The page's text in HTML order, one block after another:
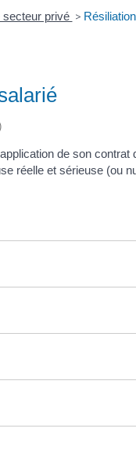
secteur privé >
de son
réelle et sérieuse (ou